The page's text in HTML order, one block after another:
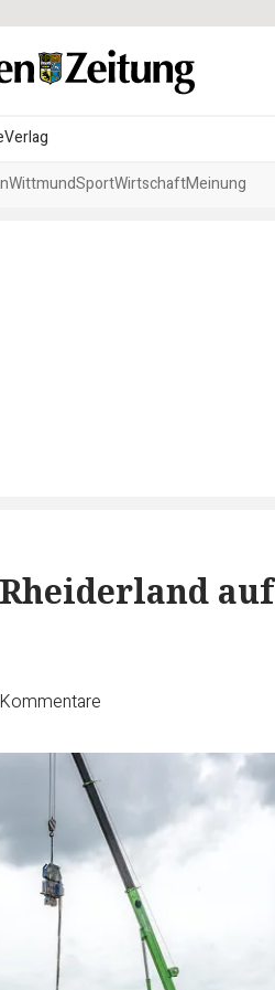
Verlag
WittmundSportWirtschaftMeinung
auf
Kommentare